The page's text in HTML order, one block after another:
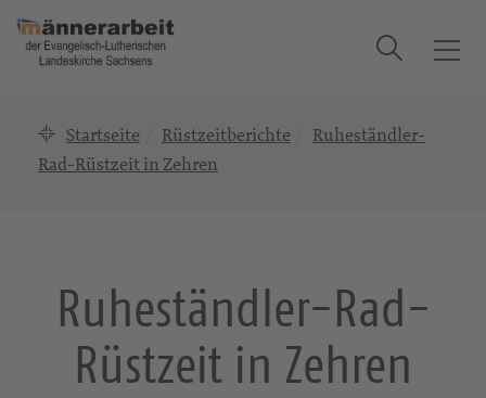
T
Suche
Startseite Rüstzeitberichte
Ruheständler-
Rad-Rüstzeit in Zehren
Ruheständler-Rad-
Rüstzeit in Zehren